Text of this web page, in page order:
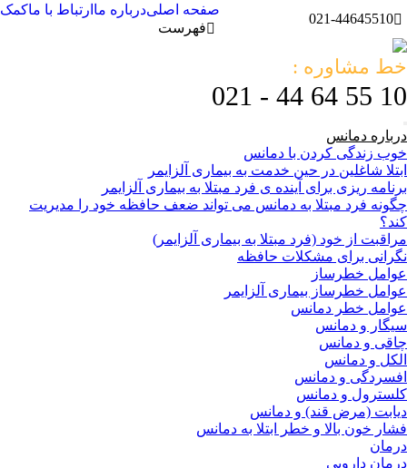
021-44645510
صفحه اصلیدرباره ما ارتباط با ماکمک
فهرست
خط مشاوره :
10 55 64 44 - 021
درباره دمانس
خوب زندگی کردن با دمانس
ابتلا شاغلین در حین خدمت به بیماری آلزایمر
برنامه ریزی برای آینده ی فرد مبتلا به بیماری آلزایمر
چگونه فرد مبتلا به دمانس می تواند ضعف حافظه خود را مدیریت
کند؟
مراقبت از خود (فرد مبتلا به بیماری آلزایمر)
نگرانی برای مشکلات حافظه
عوامل خطرساز
عوامل خطرساز بیماری آلزایمر
عوامل خطر دمانس
سیگار و دمانس
چاقی و دمانس
الکل و دمانس
افسردگی و دمانس
کلسترول و دمانس
دیابت (مرض قند) و دمانس
فشار خون بالا و خطر ابتلا به دمانس
درمان
درمان دارویی